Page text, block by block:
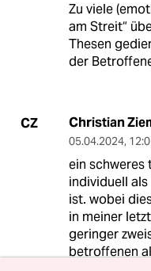
Zu viele
am Streit“
Thesen
der
CZ Christian
05.04.2024,
ein schweres
individuell
ist. wobei
in meiner
geringer
betroffenen